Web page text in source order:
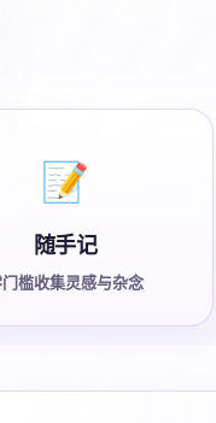
📝
随手记
槛收集灵感与杂念